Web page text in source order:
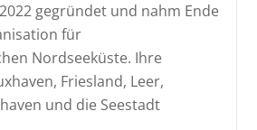
gegründet und nahm Ende
für
Nordseeküste. Ihre
Friesland, Leer,
und die Seestadt